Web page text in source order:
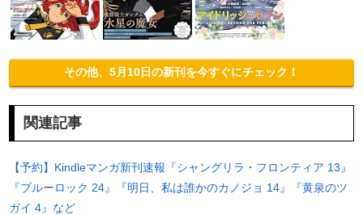
その他、5月10日の新刊を今すぐにチェック！
関連記事
【予約】Kindleマンガ新刊速報『シャングリラ・フロンティア 13』
『ブルーロック 24』『明日、私は誰かのカノジョ 14』『黄泉のツ
ガイ 4』など